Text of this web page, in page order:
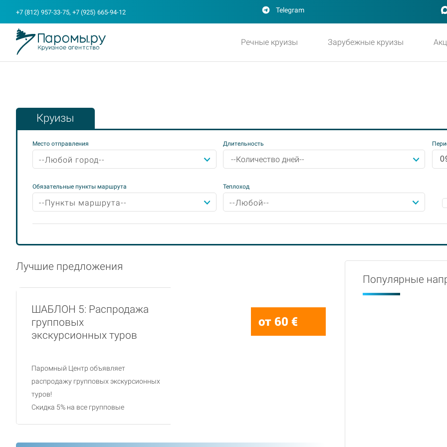
+7 (812) 957-33-75, +7 (925) 665-94-12 Telegram
Речные круизы Зарубежные круизы
Круизы
Место отправления
--Любой город--
Длительность
--Количество дней--
Обязательные пункты маршрута
--Пункты маршрута--
Теплоход
--Любой--
Лучшие предложения
ШАБЛОН 5: Распродажа
групповых
экскурсионных туров
Паромный Центр объявляет
распродажу групповых экскурсионных
туров!
Скидка 5% на все групповые
от 60 €
Популярные